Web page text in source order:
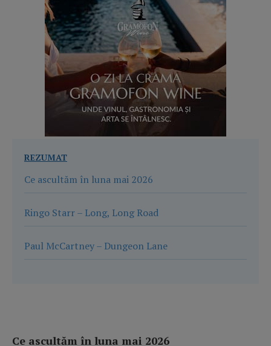
REZUMAT
Ce ascultăm în luna mai 2026
Ringo Starr – Long, Long Road
Paul McCartney – Dungeon Lane
Ce ascultăm în luna mai 2026